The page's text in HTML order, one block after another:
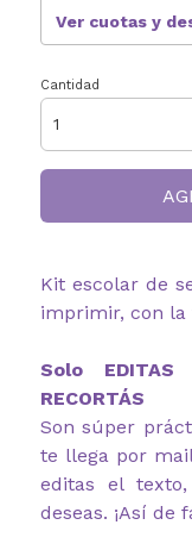
Ver cuotas y
Cantidad
Kit escolar de
imprimir, con la
Solo
RECORTÁS
Son súper
te llega por
editas el
deseas. ¡Así de